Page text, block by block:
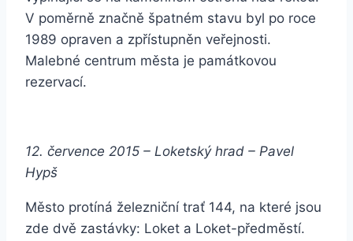
V poměrně značně špatném stavu byl po roce
1989 opraven a zpřístupněn veřejnosti.
Malebné centrum města je památkovou
rezervací.
12. července 2015 – Loketský hrad – Pavel
Hypš
Město protíná železniční trať 144, na které jsou
zde dvě zastávky: Loket a Loket-předměstí.